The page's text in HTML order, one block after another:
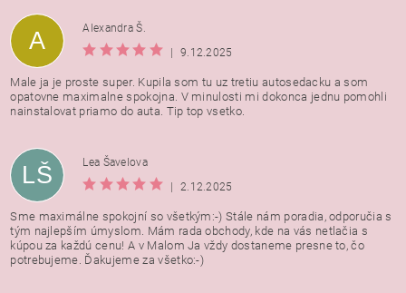
A
Alexandra Š.
|
9.12.2025
Male ja je proste super. Kupila som tu uz tretiu autosedacku a som
opatovne maximalne spokojna. V minulosti mi dokonca jednu pomohli
nainstalovat priamo do auta. Tip top vsetko.
LŠ
Lea Šavelova
|
2.12.2025
Sme maximálne spokojní so všetkým:-) Stále nám poradia, odporučia s
tým najlepším úmyslom. Mám rada obchody, kde na vás netlačia s
kúpou za každú cenu! A v Malom Ja vždy dostaneme presne to, čo
potrebujeme. Ďakujeme za všetko:-)